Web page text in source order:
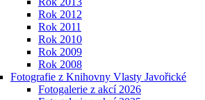
Rok 2012
Rok 2011
Rok 2010
Rok 2009
Rok 2008
Fotografie z Knihovny Vlasty Javořické
Fotogalerie z akcí 2026